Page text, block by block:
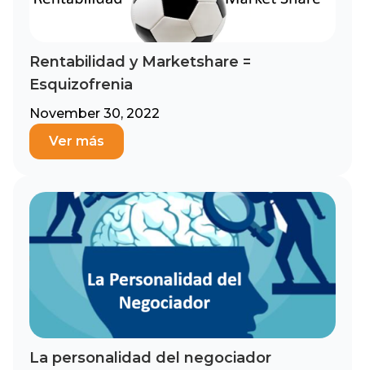
Rentabilidad y Marketshare =
Esquizofrenia
November 30, 2022
Ver más
La personalidad del negociador